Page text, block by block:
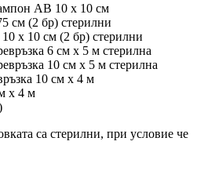
АВ 10 х 10 см
см (2 бр) стерилни
х 10 см (2 бр) стерилни
6 см х 5 м стерилна
10 см х 5 м стерилна
10 см х 4 м
х 4 м
са стерилни, при условие че